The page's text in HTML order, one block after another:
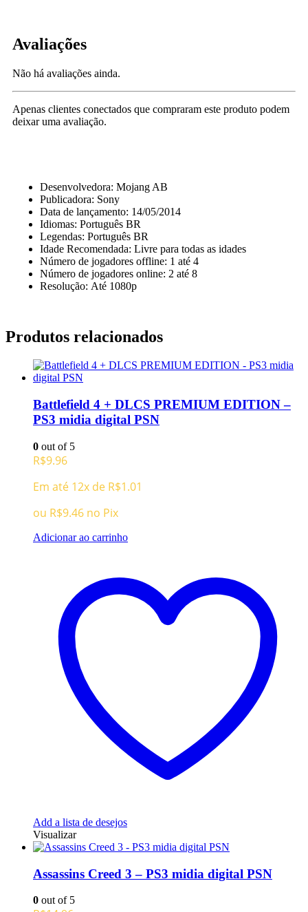
Avaliações
Não há avaliações ainda.
Apenas clientes conectados que compraram este produto podem
deixar uma avaliação.
Desenvolvedora: Mojang AB
Publicadora: Sony
Data de lançamento: 14/05/2014
Idiomas: Português BR
Legendas: Português BR
Idade Recomendada: Livre para todas as idades
Número de jogadores offline: 1 até 4
Número de jogadores online: 2 até 8
Resolução: Até 1080p
Produtos relacionados
Battlefield 4 + DLCS PREMIUM EDITION –
PS3 midia digital PSN
0 out of 5
R$9.96
Em até 12x de R$1.01
ou R$9.46 no Pix
Adicionar ao carrinho
Add a lista de desejos
Visualizar
Assassins Creed 3 – PS3 midia digital PSN
0 out of 5